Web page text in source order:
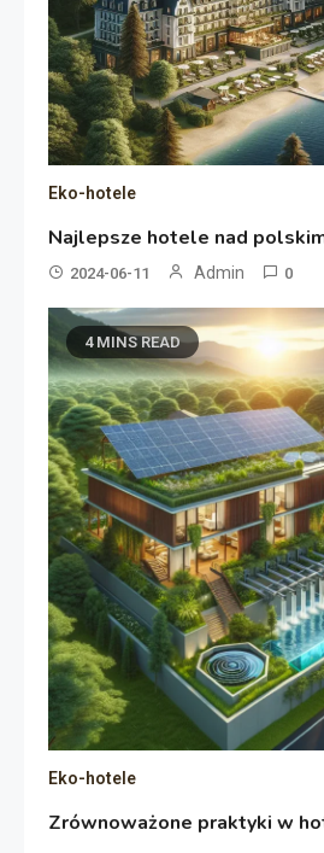
Eko-hotele
Najlepsze hotele nad
2024-06-11 Admin 0
4 MINS READ
Eko-hotele
Zrównoważone praktyki w